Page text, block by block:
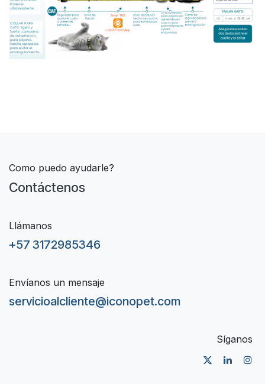
Como puedo ayudarle?
Contáctenos
Llámanos
+57 3172985346
Envíanos un mensaje
servicioalcliente@iconopet.com
Síganos